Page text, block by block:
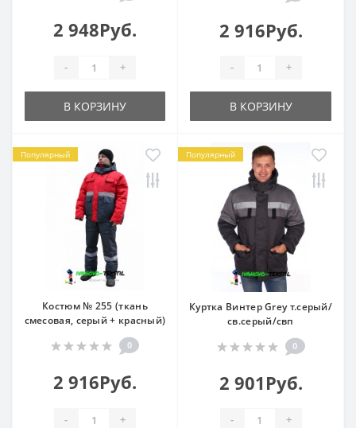
2 948Руб.
- +
В КОРЗИНУ
2 916Руб.
- +
В КОРЗИНУ
Популярный
Костюм № 255 (ткань
смесовая, серый + красный)
0
2 916Руб.
- +
Популярный
Куртка Винтер Grey т.серый/
св.серый/свп
0
2 901Руб.
- +